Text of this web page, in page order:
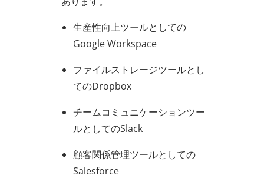
生産性向上ツールとしての
Google Workspace
ファイルストレージツールとし
てのDropbox
チームコミュニケーションツー
ルとしてのSlack
顧客関係管理ツールとしての
Salesforce